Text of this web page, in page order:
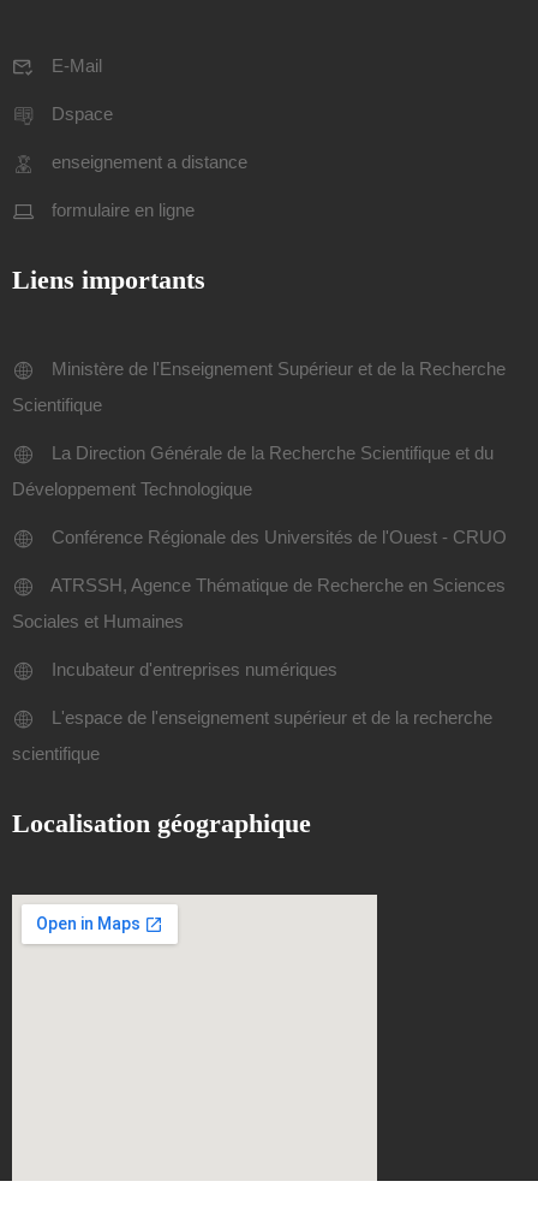
E-Mail
Dspace
enseignement a distance
formulaire en ligne
Liens importants
Ministère de l'Enseignement Supérieur et de la Recherche
Scientifique
La Direction Générale de la Recherche Scientifique et du
Développement Technologique
Conférence Régionale des Universités de l'Ouest - CRUO
ATRSSH, Agence Thématique de Recherche en Sciences
Sociales et Humaines
Incubateur d'entreprises numériques
L'espace de l'enseignement supérieur et de la recherche
scientifique
Localisation géographique